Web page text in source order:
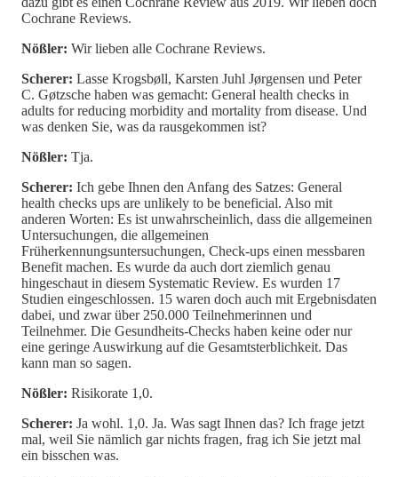
Cochrane Reviews.
Nößler: Wir lieben alle Cochrane Reviews.
Scherer: Lasse Krogsbøll, Karsten Juhl Jørgensen und Peter
C. Gøtzsche haben was gemacht: General health checks in
adults for reducing morbidity and mortality from disease. Und
was denken Sie, was da rausgekommen ist?
Nößler: Tja.
Scherer: Ich gebe Ihnen den Anfang des Satzes: General
health checks ups are unlikely to be beneficial. Also mit
anderen Worten: Es ist unwahrscheinlich, dass die allgemeinen
Untersuchungen, die allgemeinen
Früherkennungsuntersuchungen, Check-ups einen messbaren
Benefit machen. Es wurde da auch dort ziemlich genau
hingeschaut in diesem Systematic Review. Es wurden 17
Studien eingeschlossen. 15 waren doch auch mit Ergebnisdaten
dabei, und zwar über 250.000 Teilnehmerinnen und
Teilnehmer. Die Gesundheits-Checks haben keine oder nur
eine geringe Auswirkung auf die Gesamtsterblichkeit. Das
kann man so sagen.
Nößler: Risikorate 1,0.
Scherer: Ja wohl. 1,0. Ja. Was sagt Ihnen das? Ich frage jetzt
mal, weil Sie nämlich gar nichts fragen, frag ich Sie jetzt mal
ein bisschen was.